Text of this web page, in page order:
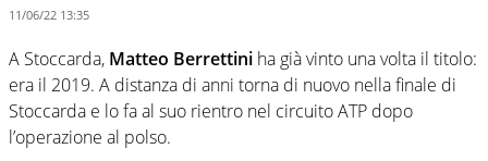
11/06/22 13:35
A Stoccarda, Matteo Berrettini ha già vinto una volta il titolo:
era il 2019. A distanza di anni torna di nuovo nella finale di
Stoccarda e lo fa al suo rientro nel circuito ATP dopo
l’operazione al polso.